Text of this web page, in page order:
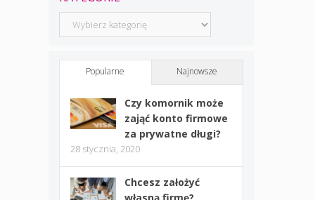
Kategorie
Popularne Najnowsze
Czy komornik może
zająć konto firmowe
za prywatne długi?
28 stycznia, 2020
Chcesz założyć